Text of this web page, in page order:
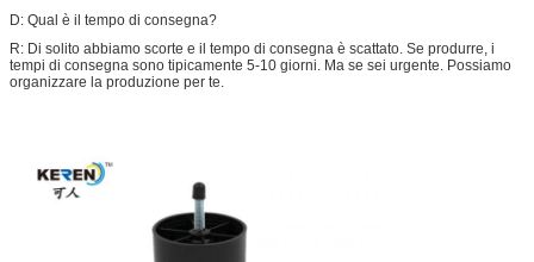
D: Qual è il tempo di consegna?
R: Di solito abbiamo scorte e il tempo di consegna è scattato. Se produrre, i
tempi di consegna sono tipicamente 5-10 giorni. Ma se sei urgente. Possiamo
organizzare la produzione per te.